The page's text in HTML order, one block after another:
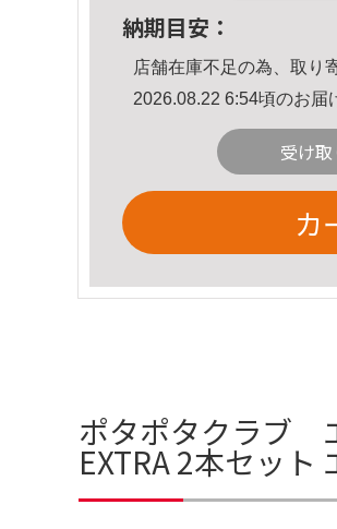
納期目安：
店舗在庫不足の為、取り
2026.08.22 6:54頃のお届
受け
カ
ポタポタクラブ
EXTRA 2本セッ